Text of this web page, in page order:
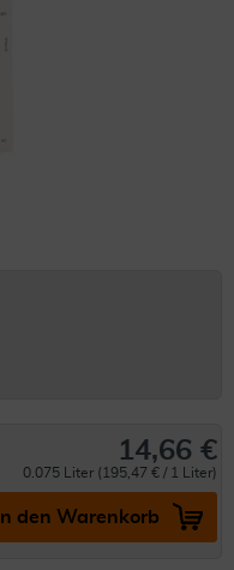
14,66 €
0.075 Liter (195,47 € / 1 Liter)
In den Warenkorb